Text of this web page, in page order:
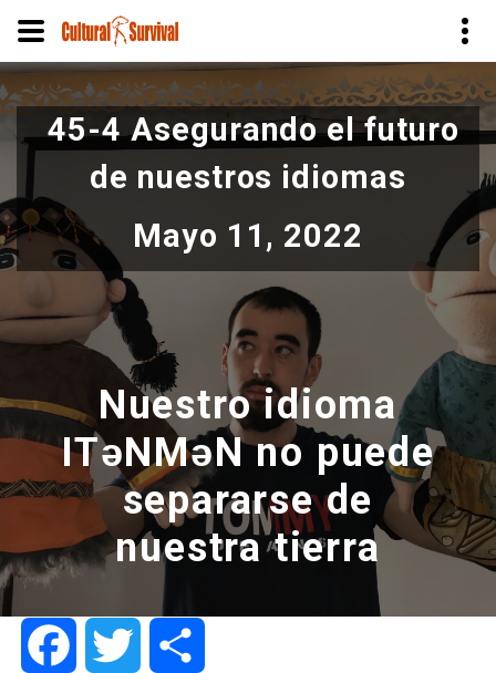
Pasar
al
contenido
45-4 Asegurando el futuro
de nuestros idiomas
Mayo 11, 2022
Nuestro idioma
ITǝNMǝN no puede
separarse de
nuestra tierra
FacebookTwitter